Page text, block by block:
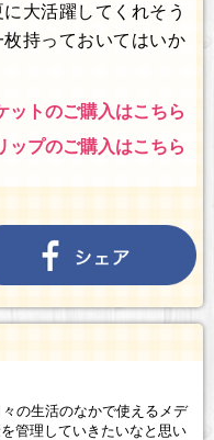
大活躍してくれそう
持っておいてはいか
ットのご購入はこちら
ップのご購入はこちら
の生活のなかで使えるメデ
管理していきたいなと思い